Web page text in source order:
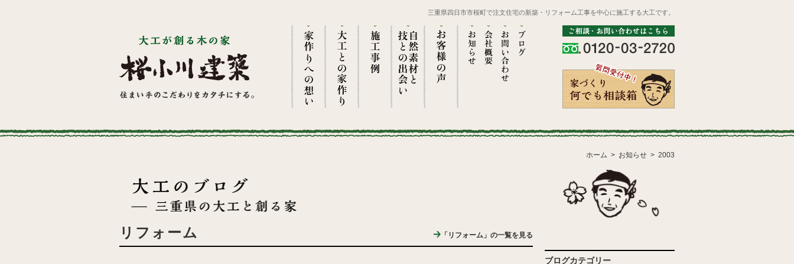
三重県四日市市桜町で注文住宅の新築・リフォーム工事を中心に施工する大工です。
ホーム お知らせ 2003
リフォーム 「リフォーム」の一覧を見る
ブログカテゴリー